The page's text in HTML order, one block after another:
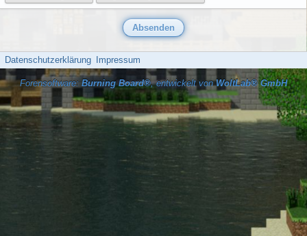
Datenschutzerklärung Impressum
Forensoftware: Burning Board®, entwickelt vonWoltLab® GmbH